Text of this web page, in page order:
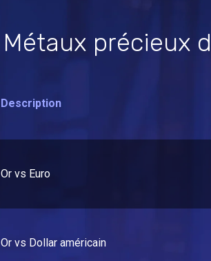
Métaux précieux
Description
Or vs Euro
Or vs Dollar américain